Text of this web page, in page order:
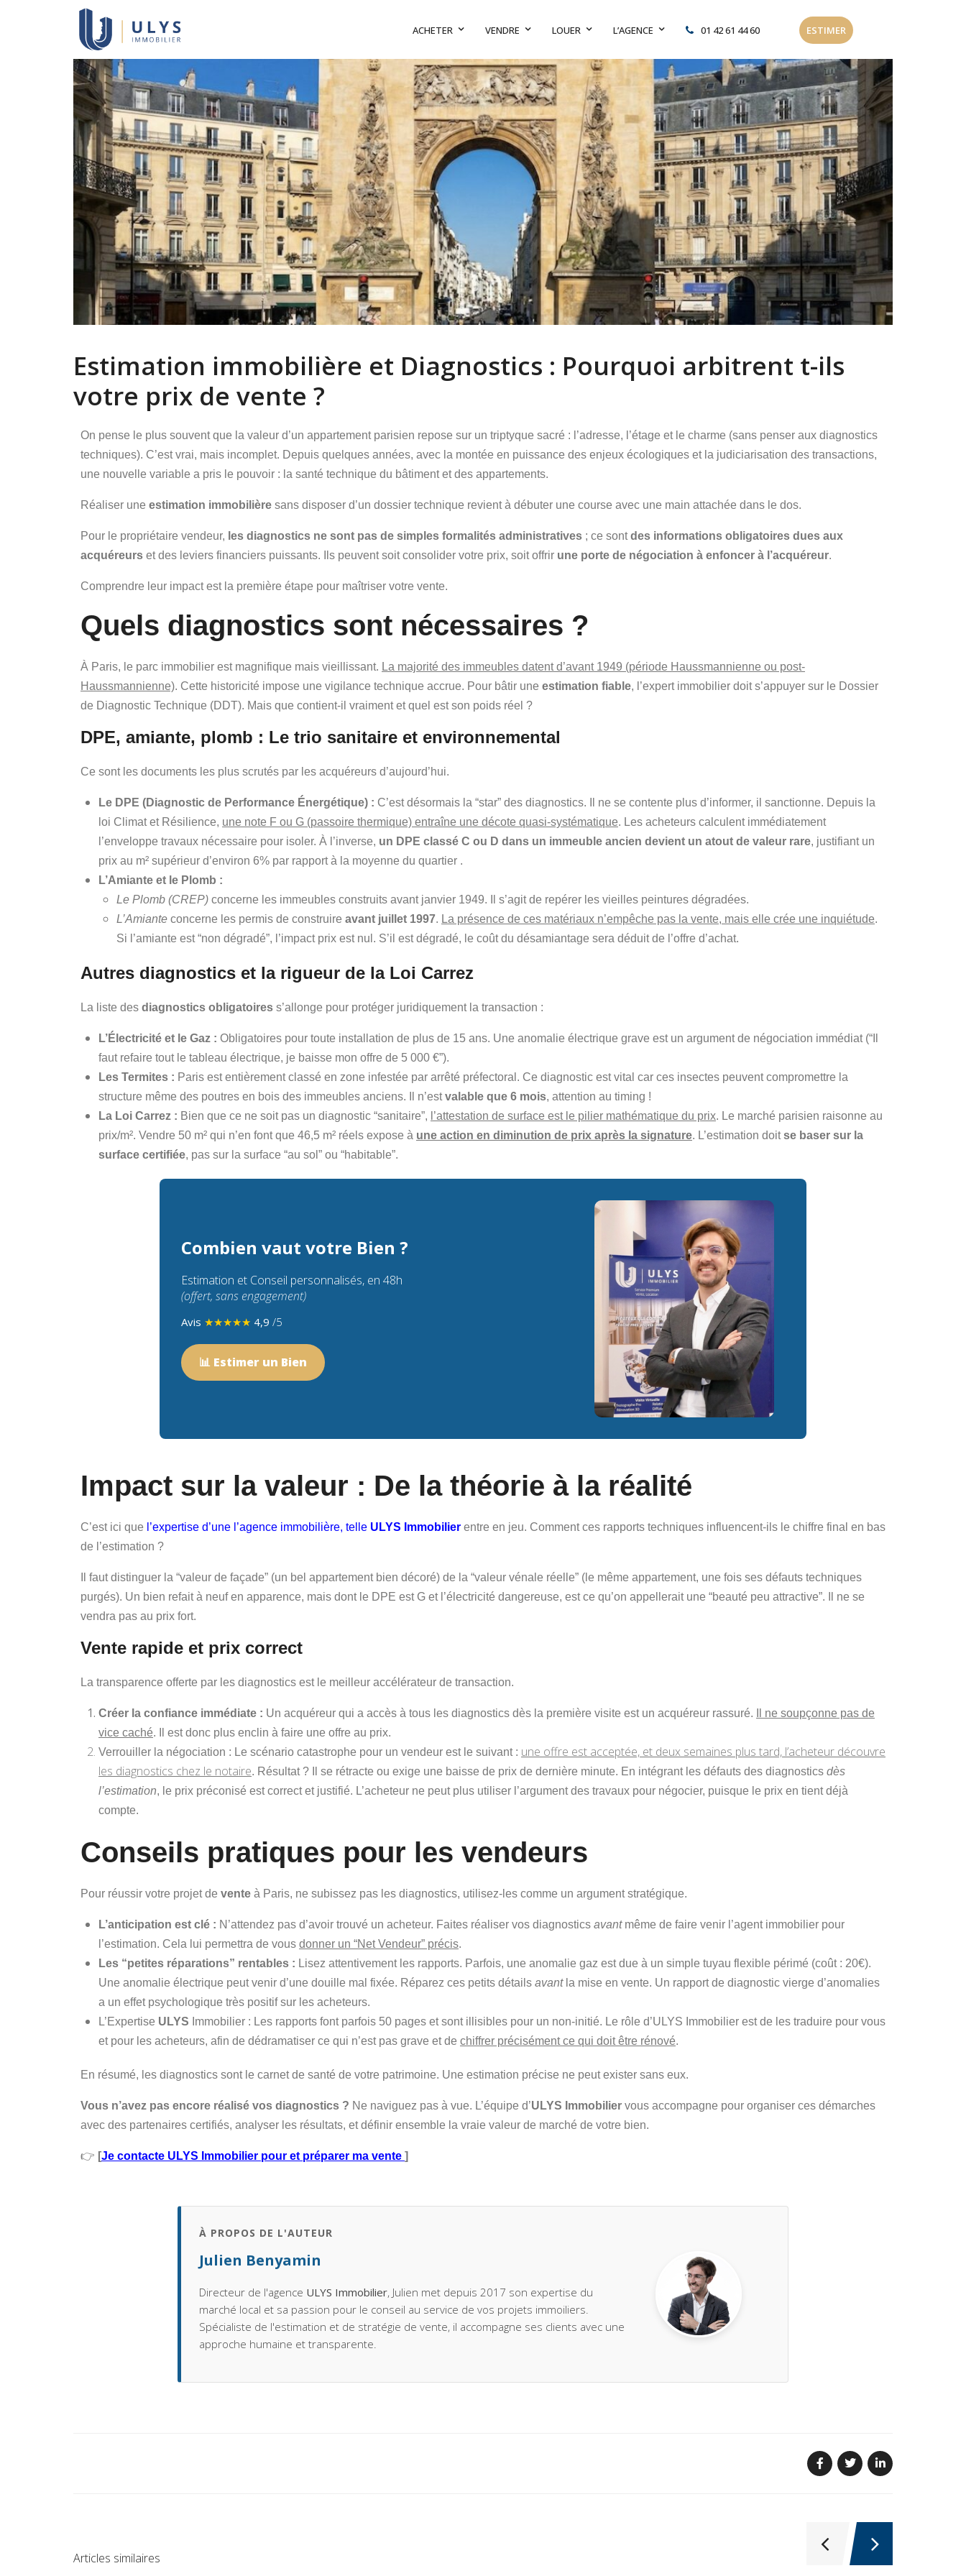
ACHETER VENDRE LOUER L’AGENCE 01 42 61 44 60 ESTIMER
Estimation immobilière et Diagnostics : Pourquoi arbitrent t-ils
votre prix de vente ?
On pense le plus souvent que la valeur d’un appartement parisien repose sur un triptyque sacré : l’adresse, l’étage et le charme (sans penser aux diagnostics
techniques). C’est vrai, mais incomplet. Depuis quelques années, avec la montée en puissance des enjeux écologiques et la judiciarisation des transactions,
une nouvelle variable a pris le pouvoir : la santé technique du bâtiment et des appartements.
Réaliser une estimation immobilière sans disposer d’un dossier technique revient à débuter une course avec une main attachée dans le dos.
Pour le propriétaire vendeur, les diagnostics ne sont pas de simples formalités administratives ; ce sontdes informations obligatoires dues aux
acquéreurs et des leviers financiers puissants. Ils peuvent soit consolider votre prix, soit offrir une porte de négociation à enfoncer à l’acquéreur.
Comprendre leur impact est la première étape pour maîtriser votre vente.
Quels diagnostics sont nécessaires ?
À Paris, le parc immobilier est magnifique mais vieillissant. La majorité des immeubles datent d’avant 1949 (période Haussmannienne ou post-
Haussmannienne). Cette historicité impose une vigilance technique accrue. Pour bâtir une estimation fiable, l’expert immobilier doit s’appuyer sur le Dossier
de Diagnostic Technique (DDT). Mais que contient-il vraiment et quel est son poids réel ?
DPE, amiante, plomb : Le trio sanitaire et environnemental
Ce sont les documents les plus scrutés par les acquéreurs d’aujourd’hui.
Le DPE (Diagnostic de Performance Énergétique) : C’est désormais la “star” des diagnostics. Il ne se contente plus d’informer, il sanctionne. Depuis la
loi Climat et Résilience, une note F ou G (passoire thermique) entraîne une décote quasi-systématique. Les acheteurs calculent immédiatement
l’enveloppe travaux nécessaire pour isoler. À l’inverse, un DPE classé C ou D dans un immeuble ancien devient un atout de valeur rare, justifiant un
prix au m² supérieur d’environ 6% par rapport à la moyenne du quartier .
L’Amiante et le Plomb :
Le Plomb (CREP) concerne les immeubles construits avant janvier 1949. Il s’agit de repérer les vieilles peintures dégradées.
L’Amiante concerne les permis de construire avant juillet 1997. La présence de ces matériaux n’empêche pas la vente, mais elle crée une inquiétude.
Si l’amiante est “non dégradé”, l’impact prix est nul. S’il est dégradé, le coût du désamiantage sera déduit de l’offre d’achat.
Autres diagnostics et la rigueur de la Loi Carrez
La liste des diagnostics obligatoires s’allonge pour protéger juridiquement la transaction :
L’Électricité et le Gaz : Obligatoires pour toute installation de plus de 15 ans. Une anomalie électrique grave est un argument de négociation immédiat (“Il
faut refaire tout le tableau électrique, je baisse mon offre de 5 000 €”).
Les Termites : Paris est entièrement classé en zone infestée par arrêté préfectoral. Ce diagnostic est vital car ces insectes peuvent compromettre la
structure même des poutres en bois des immeubles anciens. Il n’estvalable que 6 mois, attention au timing !
La Loi Carrez : Bien que ce ne soit pas un diagnostic “sanitaire”, l’attestation de surface est le pilier mathématique du prix. Le marché parisien raisonne au
prix/m². Vendre 50 m² qui n’en font que 46,5 m² réels expose à une action en diminution de prix après la signature. L’estimation doitse baser sur la
surface certifiée, pas sur la surface “au sol” ou “habitable”.
Combien vaut votre Bien ?
Estimation et Conseil personnalisés, en 48h
(offert, sans engagement)
Avis ★★★★★ 4,9 /5
📊 Estimer un Bien
Impact sur la valeur : De la théorie à la réalité
C’est ici que l’expertise d’une l’agence immobilière, telle ULYS Immobilier entre en jeu. Comment ces rapports techniques influencent-ils le chiffre final en bas
de l’estimation ?
Il faut distinguer la “valeur de façade” (un bel appartement bien décoré) de la “valeur vénale réelle” (le même appartement, une fois ses défauts techniques
purgés). Un bien refait à neuf en apparence, mais dont le DPE est G et l’électricité dangereuse, est ce qu’on appellerait une “beauté peu attractive”. Il ne se
vendra pas au prix fort.
Vente rapide et prix correct
La transparence offerte par les diagnostics est le meilleur accélérateur de transaction.
Créer la confiance immédiate : Un acquéreur qui a accès à tous les diagnostics dès la première visite est un acquéreur rassuré.
Il ne soupçonne pas de
vice caché. Il est donc plus enclin à faire une offre au prix.
Verrouiller la négociation : Le scénario catastrophe pour un vendeur est le suivant : une offre est acceptée, et deux semaines plus tard, l’acheteur découvre
les diagnostics chez le notaire. Résultat ? Il se rétracte ou exige une baisse de prix de dernière minute. En intégrant les défauts des diagnostics dès
l’estimation, le prix préconisé est correct et justifié. L’acheteur ne peut plus utiliser l’argument des travaux pour négocier, puisque le prix en tient déjà
compte.
Conseils pratiques pour les vendeurs
Pour réussir votre projet de vente à Paris, ne subissez pas les diagnostics, utilisez-les comme un argument stratégique.
L’anticipation est clé : N’attendez pas d’avoir trouvé un acheteur. Faites réaliser vos diagnostics avantmême de faire venir l’agent immobilier pour
l’estimation. Cela lui permettra de vous donner un “Net Vendeur” précis.
Les “petites réparations” rentables : Lisez attentivement les rapports. Parfois, une anomalie gaz est due à un simple tuyau flexible périmé (coût : 20€).
Une anomalie électrique peut venir d’une douille mal fixée. Réparez ces petits détails avantla mise en vente. Un rapport de diagnostic vierge d’anomalies
a un effet psychologique très positif sur les acheteurs.
L’Expertise ULYS Immobilier : Les rapports font parfois 50 pages et sont illisibles pour un non-initié. Le rôle d’ULYS Immobilier est de les traduire pour vous
et pour les acheteurs, afin de dédramatiser ce qui n’est pas grave et de chiffrer précisément ce qui doit être rénové.
En résumé, les diagnostics sont le carnet de santé de votre patrimoine. Une estimation précise ne peut exister sans eux.
Vous n’avez pas encore réalisé vos diagnostics ? Ne naviguez pas à vue. L’équipe d’ULYS Immobilier vous accompagne pour organiser ces démarches
avec des partenaires certifiés, analyser les résultats, et définir ensemble la vraie valeur de marché de votre bien.
👉 [Je contacte ULYS Immobilier pour et préparer ma vente ]
À PROPOS DE L'AUTEUR
Julien Benyamin
Directeur de l'agence ULYS Immobilier, Julien met depuis 2017 son expertise du
marché local et sa passion pour le conseil au service de vos projets immoiliers.
Spécialiste de l'estimation et de stratégie de vente, il accompagne ses clients avec une
approche humaine et transparente.
Articles similaires